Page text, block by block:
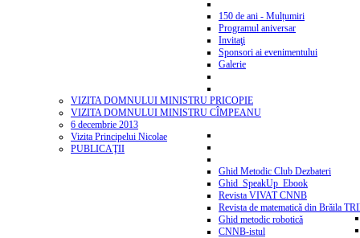
150 de ani - Mulțumiri
Programul aniversar
Invitaţi
Sponsori ai evenimentului
Galerie
VIZITA DOMNULUI MINISTRU PRICOPIE
VIZITA DOMNULUI MINISTRU CÎMPEANU
6 decembrie 2013
Vizita Principelui Nicolae
PUBLICAŢII
Ghid Metodic Club Dezbateri
Ghid_SpeakUp_Ebook
Revista VIVAT CNNB
Revista de matematică din Brăila
Ghid metodic robotică
CNNB-istul